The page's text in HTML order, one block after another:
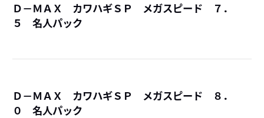
Ｄ－ＭＡＸ カワハギＳＰ メガスピード ７．
５ 名人パック
Ｄ－ＭＡＸ カワハギＳＰ メガスピード ８．
０ 名人パック